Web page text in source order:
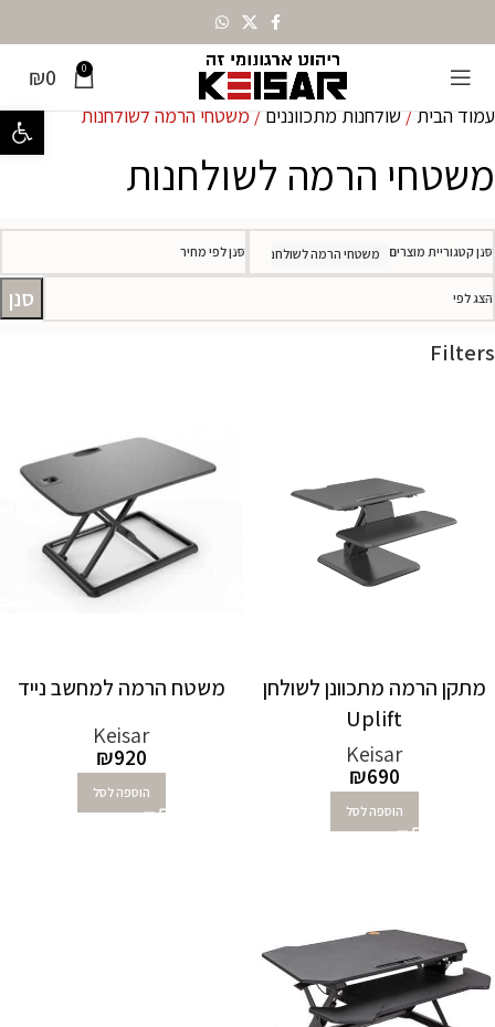
פתח
0
₪0
עמוד הבית שולחנות מתכווננים משטחי הרמה לשולחנות
משטחי הרמה לשולחנות
סנן קטגוריית מוצרים משטחי הרמה לשולחנות סנן לפי מחיר
הצג לפי
סנן
Filters
מתקן הרמה מתכוונן לשולחן
Uplift
Keisar
₪690
הוספה לסל
משטח הרמה למחשב נייד
Keisar
₪920
הוספה לסל